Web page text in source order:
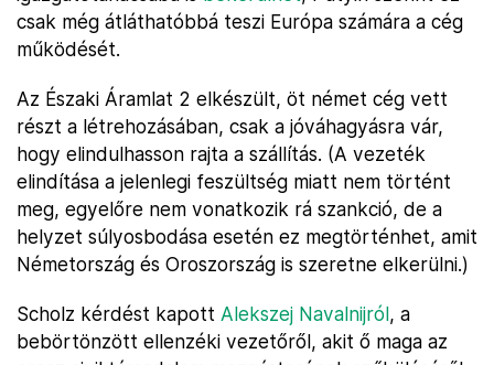
csak még átláthatóbbá teszi Európa számára a cég
működését.
Az Északi Áramlat 2 elkészült, öt német cég vett
részt a létrehozásában, csak a jóváhagyásra vár,
hogy elindulhasson rajta a szállítás. (A vezeték
elindítása a jelenlegi feszültség miatt nem történt
meg, egyelőre nem vonatkozik rá szankció, de a
helyzet súlyosbodása esetén ez megtörténhet, amit
Németország és Oroszország is szeretne elkerülni.)
Scholz kérdést kapott Alekszej Navalnijról, a
bebörtönzött ellenzéki vezetőről, akit ő maga az